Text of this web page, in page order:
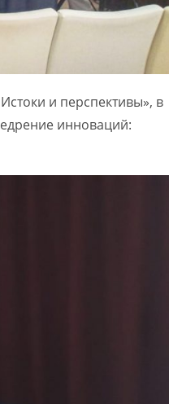
и перспективы», в
инноваций: